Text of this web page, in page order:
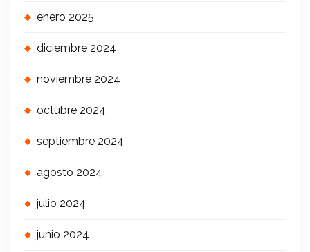
enero 2025
diciembre 2024
noviembre 2024
octubre 2024
septiembre 2024
agosto 2024
julio 2024
junio 2024